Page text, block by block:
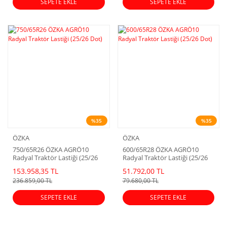
SEPETE EKLE SEPETE EKLE
%35
ÖZKA
750/65R26 ÖZKA AGRÖ10
Radyal Traktör Lastiği (25/26
153.958,35 TL
236.859,00 TL
SEPETE EKLE
%35
ÖZKA
600/65R28 ÖZKA AGRÖ10
Radyal Traktör Lastiği (25/26
51.792,00 TL
79.680,00 TL
SEPETE EKLE